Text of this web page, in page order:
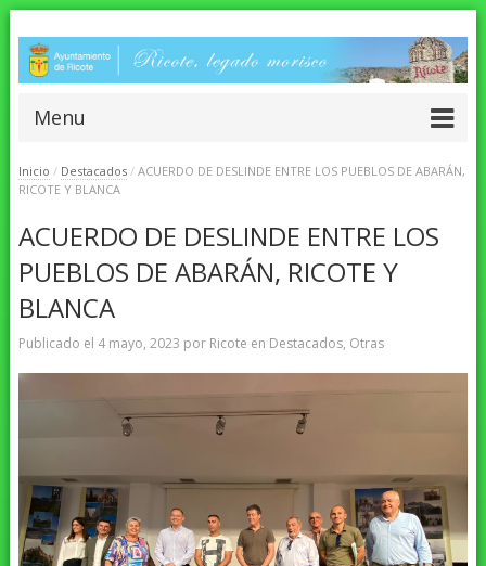
Menu
Inicio / Destacados / ACUERDO DE DESLINDE ENTRE LOS PUEBLOS DE ABARÁN,
RICOTE Y BLANCA
ACUERDO DE DESLINDE ENTRE LOS
PUEBLOS DE ABARÁN, RICOTE Y
BLANCA
Publicado el 4 mayo, 2023 por Ricote en Destacados, Otras